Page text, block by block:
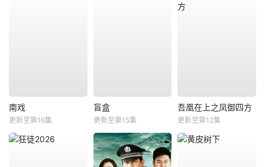
南戏
更新至第16集
盲盒
更新至第15集
吾凰在上之凤御四方
更新至第12集